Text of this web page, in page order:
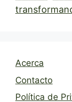
Acerca
Contacto
Política de